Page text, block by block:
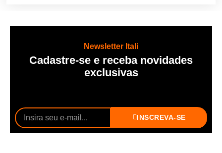
Newsletter Itali
Cadastre-se e receba novidades
exclusivas
INSCREVA-SE